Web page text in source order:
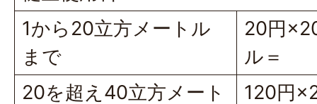
1から20立方メートル
まで
20円
ル＝
20を超え40立方メート
120円